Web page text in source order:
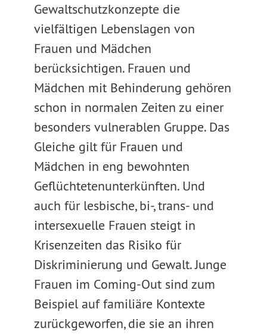
Gewaltschutzkonzepte die
vielfältigen Lebenslagen von
Frauen und Mädchen
berücksichtigen. Frauen und
Mädchen mit Behinderung gehören
schon in normalen Zeiten zu einer
besonders vulnerablen Gruppe. Das
Gleiche gilt für Frauen und
Mädchen in eng bewohnten
Geflüchtetenunterkünften. Und
auch für lesbische, bi-, trans- und
intersexuelle Frauen steigt in
Krisenzeiten das Risiko für
Diskriminierung und Gewalt. Junge
Frauen im Coming-Out sind zum
Beispiel auf familiäre Kontexte
zurückgeworfen, die sie an ihren